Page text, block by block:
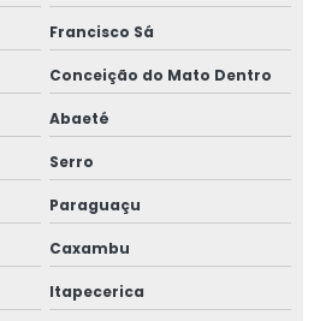
do plano de HACCP APPCC
e food defense
de auditor interno
food defense
Francisco Sá
Conceição do Mato Dentro
Abaeté
Serro
Paraguaçu
Caxambu
Itapecerica